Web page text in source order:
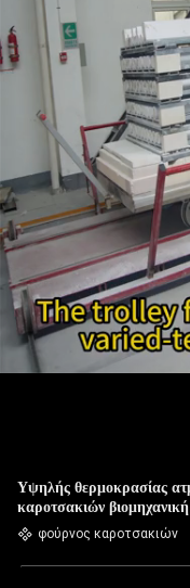
Υψηλής θερμοκρασίας
καροτσακιών
ένα κατώτατο καροτσάκι
φούρνος καροτσακιών